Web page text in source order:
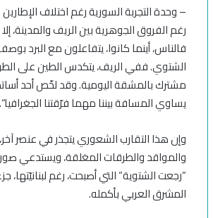
–وحدة التجربةالسوريةرغم اختلاف
رغم الفروق الجوهرية بين الريف
فالناس، أينما كانوا، يتفاعلون مع البرد
الشتوي. ففي الريف، يتكدس الطين على
مشترك بالمشقة اليومية. وقد لخّص أحد
يساوي المسافة بيننا مهما فرّقتنا الجغرافيا“.
وإنهذا التقارب الشعوري يتجذر في عنصر آخر
والمواقد والطرقات المغلقة، ويستدعي
“رجعت الشتوية“التي أصبحت،رغم لبنانيّتها،
المشرقالعربيبأكمله.